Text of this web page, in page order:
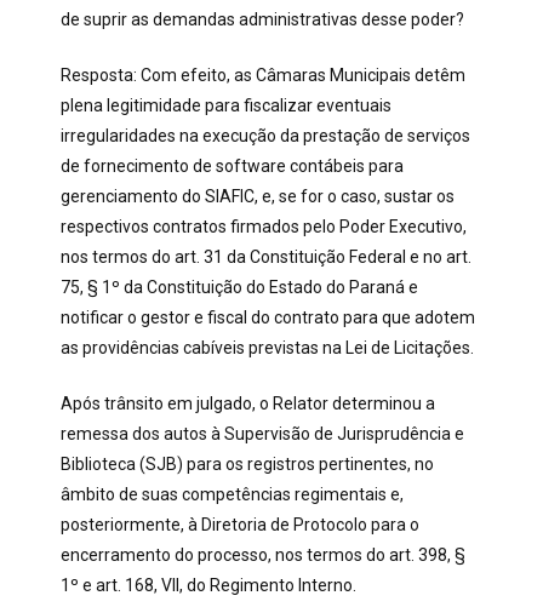
de suprir as demandas administrativas desse poder?
Resposta: Com efeito, as Câmaras Municipais detêm
plena legitimidade para fiscalizar eventuais
irregularidades na execução da prestação de serviços
de fornecimento de software contábeis para
gerenciamento do SIAFIC, e, se for o caso, sustar os
respectivos contratos firmados pelo Poder Executivo,
nos termos do art. 31 da Constituição Federal e no art.
75, § 1º da Constituição do Estado do Paraná e
notificar o gestor e fiscal do contrato para que adotem
as providências cabíveis previstas na Lei de Licitações.
Após trânsito em julgado, o Relator determinou a
remessa dos autos à Supervisão de Jurisprudência e
Biblioteca (SJB) para os registros pertinentes, no
âmbito de suas competências regimentais e,
posteriormente, à Diretoria de Protocolo para o
encerramento do processo, nos termos do art. 398, §
1º e art. 168, VII, do Regimento Interno.